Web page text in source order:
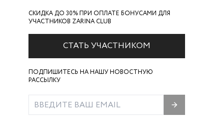
СКИДКА ДО 30% ПРИ ОПЛАТЕ БОНУСАМИ ДЛЯ
УЧАСТНИКОВ ZARINA CLUB
СТАТЬ УЧАСТНИКОМ
ПОДПИШИТЕСЬ НА НАШУ НОВОСТНУЮ
РАССЫЛКУ